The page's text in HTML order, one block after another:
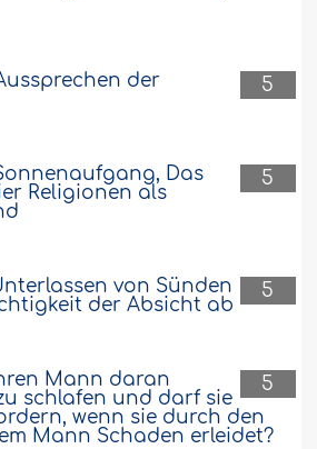
5
der
5
Das
Religionen als
5
von Sünden
der Absicht ab
5
Mann daran
schlafen und darf sie
wenn sie durch den
Mann Schaden erleidet?